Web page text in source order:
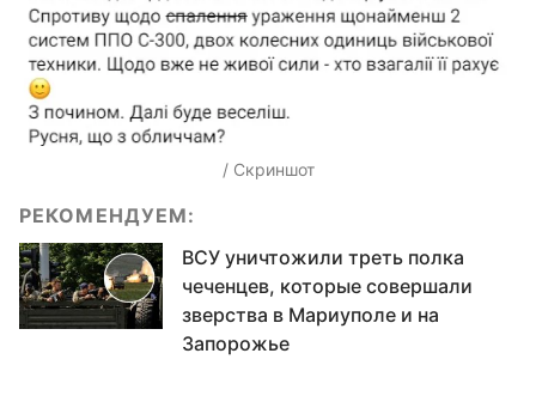
/ Скриншот
РЕКОМЕНДУЕМ:
ВСУ уничтожили треть полка
чеченцев, которые совершали
зверства в Мариуполе и на
Запорожье